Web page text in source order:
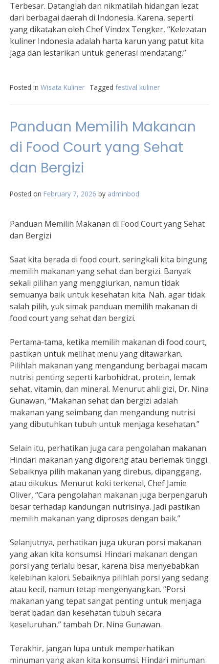
Terbesar. Datanglah dan nikmatilah hidangan lezat
dari berbagai daerah di Indonesia. Karena, seperti
yang dikatakan oleh Chef Vindex Tengker, “Kelezatan
kuliner Indonesia adalah harta karun yang patut kita
jaga dan lestarikan untuk generasi mendatang.”
Posted in Wisata Kuliner Tagged festival kuliner
Panduan Memilih Makanan
di Food Court yang Sehat
dan Bergizi
Posted on February 7, 2026 by adminbod
Panduan Memilih Makanan di Food Court yang Sehat
dan Bergizi
Saat kita berada di food court, seringkali kita bingung
memilih makanan yang sehat dan bergizi. Banyak
sekali pilihan yang menggiurkan, namun tidak
semuanya baik untuk kesehatan kita. Nah, agar tidak
salah pilih, yuk simak panduan memilih makanan di
food court yang sehat dan bergizi.
Pertama-tama, ketika memilih makanan di food court,
pastikan untuk melihat menu yang ditawarkan.
Pilihlah makanan yang mengandung berbagai macam
nutrisi penting seperti karbohidrat, protein, lemak
sehat, vitamin, dan mineral. Menurut ahli gizi, Dr. Nina
Gunawan, “Makanan sehat dan bergizi adalah
makanan yang seimbang dan mengandung nutrisi
yang dibutuhkan tubuh untuk menjaga kesehatan.”
Selain itu, perhatikan juga cara pengolahan makanan.
Hindari makanan yang digoreng atau berlemak tinggi.
Sebaiknya pilih makanan yang direbus, dipanggang,
atau dikukus. Menurut koki terkenal, Chef Jamie
Oliver, “Cara pengolahan makanan juga berpengaruh
besar terhadap kandungan nutrisinya. Jadi pastikan
memilih makanan yang diproses dengan baik.”
Selanjutnya, perhatikan juga ukuran porsi makanan
yang akan kita konsumsi. Hindari makanan dengan
porsi yang terlalu besar, karena bisa menyebabkan
kelebihan kalori. Sebaiknya pilihlah porsi yang sedang
atau kecil, namun tetap mengenyangkan. “Porsi
makanan yang tepat sangat penting untuk menjaga
berat badan dan kesehatan tubuh secara
keseluruhan,” tambah Dr. Nina Gunawan.
Terakhir, jangan lupa untuk memperhatikan
minuman yang akan kita konsumsi. Hindari minuman